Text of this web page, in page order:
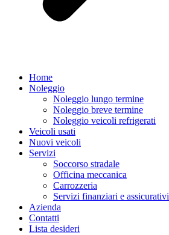
Home
Noleggio
Noleggio lungo termine
Noleggio breve termine
Noleggio veicoli refrigerati
Veicoli usati
Nuovi veicoli
Servizi
Soccorso stradale
Officina meccanica
Carrozzeria
Servizi finanziari e assicurativi
Azienda
Contatti
Lista desideri